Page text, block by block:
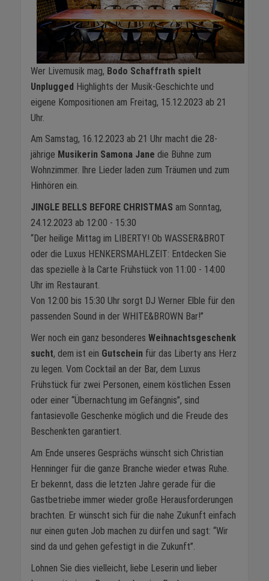
Wer Livemusik mag, Bodo Schaffrath spielt
Unplugged Highlights der Musik-Geschichte und
eigene Kompositionen am Freitag, 15.12.2023 ab 21
Uhr.
Am Samstag, 16.12.2023 ab 21 Uhr macht die 28-
jährige Musikerin Samona Jane die Bühne zum
Wohnzimmer. Ihre Lieder laden zum Träumen und zum
Hinhören ein.
JINGLE BELLS BEFORE CHRISTMAS am Sonntag,
24.12.2023 ab 12:00 - 15:30
“Der heilige Mittag im LIBERTY! Ob WASSER&BROT
oder die Luxus HENKERSMAHLZEIT: Entdecken Sie
das spezielle à la Carte Frühstück von 11:00 - 14:00
Uhr im Restaurant.
Von 12:00 bis 15:30 Uhr sorgt DJ Werner Elble für den
passenden Sound in der WHITE&BROWN Bar!”
Wer noch ein ganz besonderes Weihnachtsgeschenk
sucht, dem ist ein Gutschein für das Liberty ans Herz
zu legen. Vom Cocktail an der Bar, dem Luxus
Frühstück für zwei Personen, einem köstlichen Essen
oder einer “Übernachtung im Gefängnis”, sind
fantasievolle Geschenke möglich und die Freude des
Beschenkten garantiert.
Am Ende unseres Gesprächs wünscht sich Christian
Henninger für die ganze Branche wieder etwas Ruhe.
Er bekennt, dass die letzten Jahre gerade für die
Gastbetriebe immer wieder große Herausforderungen
brachten. Er wünscht sich für die nahe Zukunft einfach
nur einen guten Job machen zu dürfen und sagt: “Wir
sind da und gehen gefestigt in die Zukunft”.
Lohnen Sie dies vielleicht, liebe Leserin und lieber